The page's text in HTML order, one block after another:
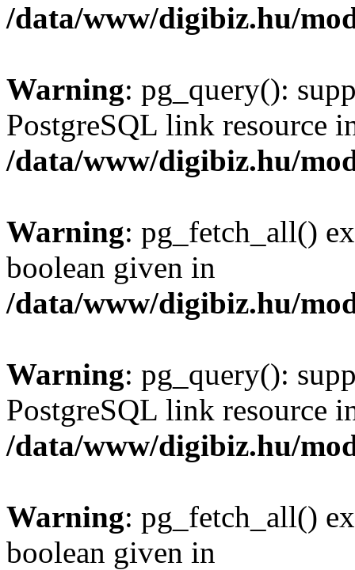
/data/www/digibiz.hu/
Warning: pg_query():
PostgreSQL link resource
/data/www/digibiz.hu/
Warning: pg_fetch_all()
boolean given in
/data/www/digibiz.hu/
Warning: pg_query():
PostgreSQL link resource
/data/www/digibiz.hu/
Warning: pg_fetch_all()
boolean given in